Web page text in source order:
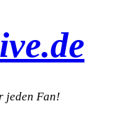
jeden Fan!